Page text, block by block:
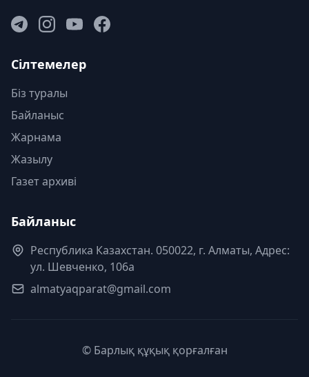
Сілтемелер
Біз туралы
Байланыс
Жарнама
Жазылу
Газет архиві
Байланыс
Республика Казахстан. 050022, г. Алматы, Адрес:
ул. Шевченко, 106а
almatyaqparat@gmail.com
© Барлық құқық қорғалған